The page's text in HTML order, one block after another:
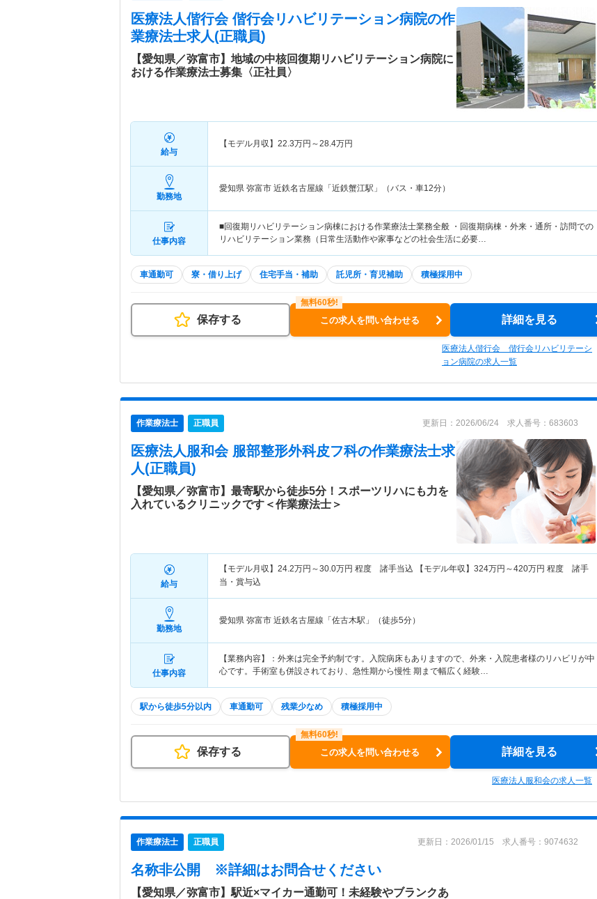
医療法人偕行会 偕行会リハビリテーション病院の作
業療法士求人(正職員)
【愛知県／弥富市】地域の中核回復期リハビリテーション病院に
おける作業療法士募集〈正社員〉
給与
【モデル月収】 22.3万円～28.4万円
勤務地
愛知県 弥富市 近鉄名古屋線「近鉄蟹江駅」（バス・車12分）
仕事内容
■回復期リハビリテーション病棟における作業療法士業務全般 ・回復期病棟・外来・通所・訪問での
リハビリテーション業務（日常生活動作や家事などの社会生活に必要…
車通勤可 寮・借り上げ 住宅手当・補助 託児所・育児補助 積極採用中
保存する この求人を問い合わせる 詳細を見る
医療法人偕行会 偕行会リハビリテーシ
ョン病院の求人一覧
作業療法士 正職員 更新日：2026/06/24 求人番号：683603
医療法人服和会 服部整形外科皮フ科の作業療法士求
人(正職員)
【愛知県／弥富市】最寄駅から徒歩5分！スポーツリハにも力を
入れているクリニックです＜作業療法士＞
給与
【モデル月収】 24.2万円～30.0万円 程度 諸手当込 【モデル年収】 324万円～420万円 程度 諸手
当・賞与込
勤務地
愛知県 弥富市 近鉄名古屋線「佐古木駅」（徒歩5分）
仕事内容
【業務内容】：外来は完全予約制です。入院病床もありますので、外来・入院患者様のリハビリが中
心です。手術室も併設されており、急性期から慢性 期まで幅広く経験…
駅から徒歩5分以内 車通勤可 残業少なめ 積極採用中
保存する この求人を問い合わせる 詳細を見る
医療法人服和会の求人一覧
作業療法士 正職員 更新日：2026/01/15 求人番号：9074632
名称非公開 ※詳細はお問合せください
【愛知県／弥富市】駅近×マイカー通勤可！未経験やブランクあ